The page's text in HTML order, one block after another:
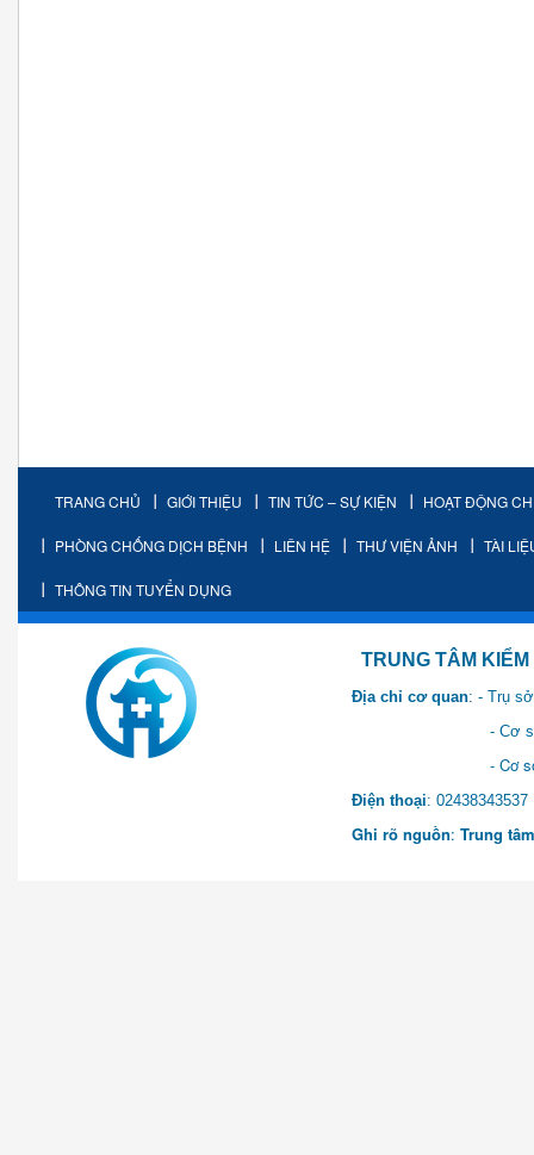
TRANG CHỦ GIỚI THIỆU TIN TỨC – SỰ KIỆN HOẠT ĐỘNG
PHÒNG CHỐNG DỊCH BỆNH LIÊN HỆ THƯ VIỆN ẢNH TÀI
THÔNG TIN TUYỂN DỤNG
TRUNG TÂM KIỂM SOÁT
Địa chỉ cơ quan: - Trụ
- Cơ sở 2: Khu Hành
- Cơ sở 3: Số 1 Ngõ 2
Điện thoại:
Ghi rõ nguồn: Trung